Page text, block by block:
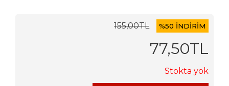
155,00TL %50 İNDİRİM
77,50TL
Stokta yok